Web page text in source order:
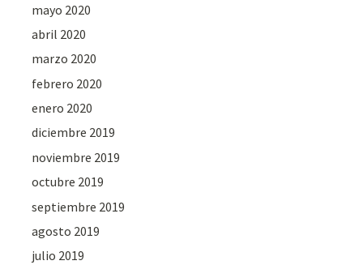
mayo 2020
abril 2020
marzo 2020
febrero 2020
enero 2020
diciembre 2019
noviembre 2019
octubre 2019
septiembre 2019
agosto 2019
julio 2019